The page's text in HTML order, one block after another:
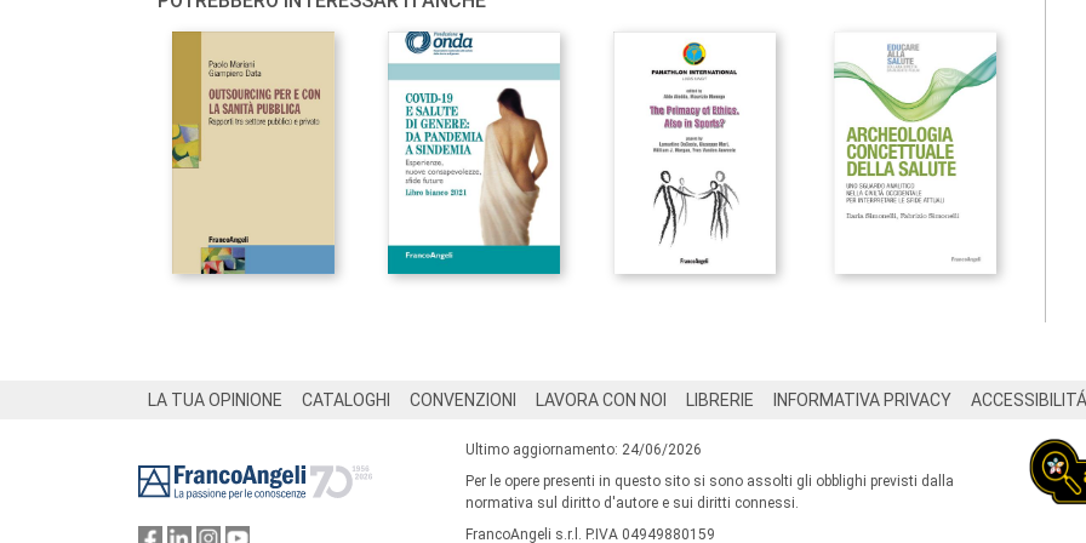
LA TUA OPINIONE CATALOGHI CONVENZIONI LAVORA CON NOI LIBRERIE INFORMATIVA PRIVACY ACCESSIBILITÁ
Ultimo aggiornamento: 24/06/2026
Per le opere presenti in questo sito si sono assolti gli obblighi previsti dalla
normativa sul diritto d'autore e sui diritti connessi.
FrancoAngeli s.r.l. P.IVA 04949880159